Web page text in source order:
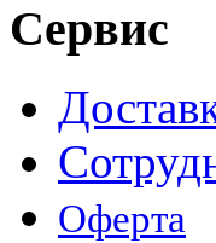
Сервис
Оферта